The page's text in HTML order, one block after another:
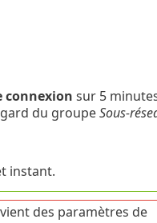
connexion sur 5
du groupeSous-
instant.
des paramètres de